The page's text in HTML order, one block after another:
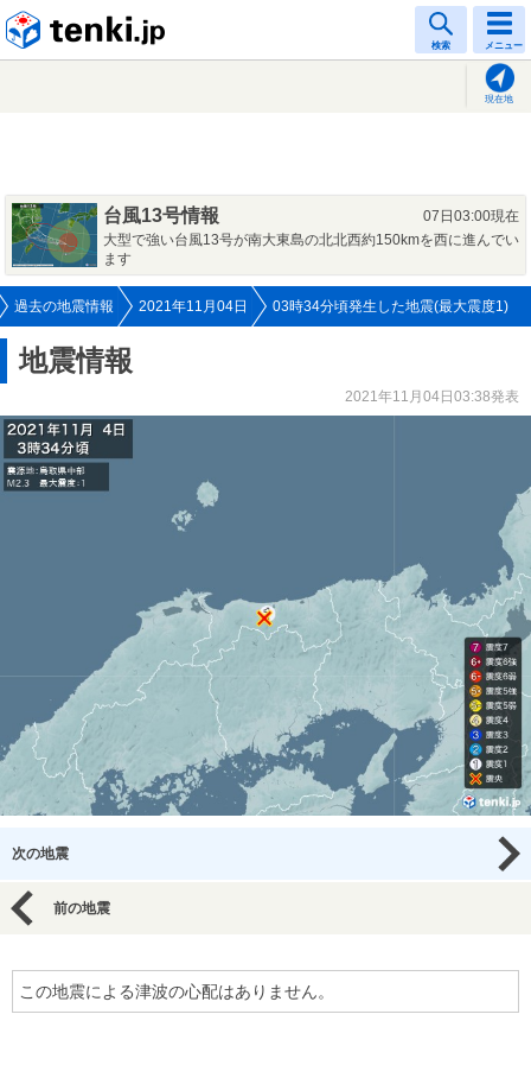
検索 メニュー
現在地
台風13号情報
07日03:00現在
大型で強い台風13号が南大東島の北北西約150kmを西に進んでい
ます
過去の地震情報 2021年11月04日 03時34分頃発生した地震(最大震度1)
地震情報
2021年11月04日03:38発表
次の地震
前の地震
この地震による津波の心配はありません。